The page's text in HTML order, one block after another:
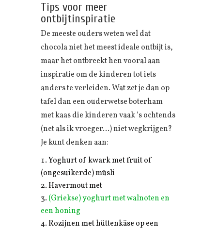
Tips voor meer
ontbijtinspiratie
De meeste ouders weten wel dat
chocola niet het meest ideale ontbijt is,
maar het ontbreekt hen vooral aan
inspiratie om de kinderen tot iets
anders te verleiden. Wat zet je dan op
tafel dan een ouderwetse boterham
met kaas die kinderen vaak ’s ochtends
(net als ik vroeger…) niet wegkrijgen?
Je kunt denken aan:
Yoghurt of kwark met fruit of
(ongesuikerde) müsli
Havermout met
(Griekse) yoghurt met walnoten en
een honing
Rozijnen met hüttenkäse op een